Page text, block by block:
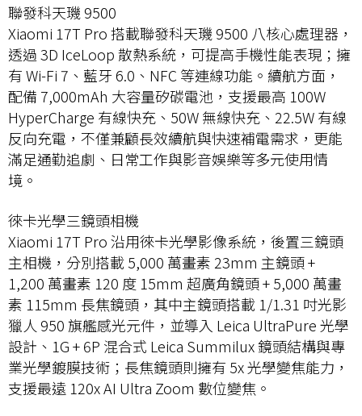
聯發科天璣 9500
Xiaomi 17T Pro 搭載聯發科天璣 9500 八核心處理器，
透過 3D IceLoop 散熱系統，可提高手機性能表現；擁
有 Wi-Fi 7、藍牙 6.0、NFC 等連線功能。續航方面，
配備 7,000mAh 大容量矽碳電池，支援最高 100W
HyperCharge 有線快充、50W 無線快充、22.5W 有線
反向充電，不僅兼顧長效續航與快速補電需求，更能
滿足通勤追劇、日常工作與影音娛樂等多元使用情
境。
徠卡光學三鏡頭相機
Xiaomi 17T Pro 沿用徠卡光學影像系統，後置三鏡頭
主相機，分別搭載 5,000 萬畫素 23mm 主鏡頭 +
1,200 萬畫素 120 度 15mm 超廣角鏡頭 + 5,000 萬畫
素 115mm 長焦鏡頭，其中主鏡頭搭載 1/1.31 吋光影
獵人 950 旗艦感光元件，並導入 Leica UltraPure 光學
設計、1G + 6P 混合式 Leica Summilux 鏡頭結構與專
業光學鍍膜技術；長焦鏡頭則擁有 5x 光學變焦能力，
支援最遠 120x AI Ultra Zoom 數位變焦。